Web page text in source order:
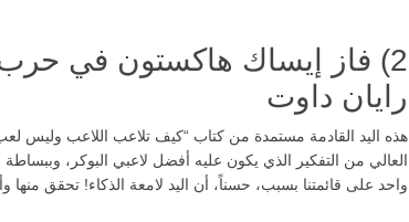
2) فاز إيساك هاكستون في
رايان داوت
هذه اليد القادمة مستمدة من كتاب “كيف تلاعب اللاعب وليس
العالي من التفكير الذي يكون عليه أفضل لاعبي البوكر،
واحد على قائمتنا بسبب، حسناً، أن اليد لامعة الذكاء! تحقق منها